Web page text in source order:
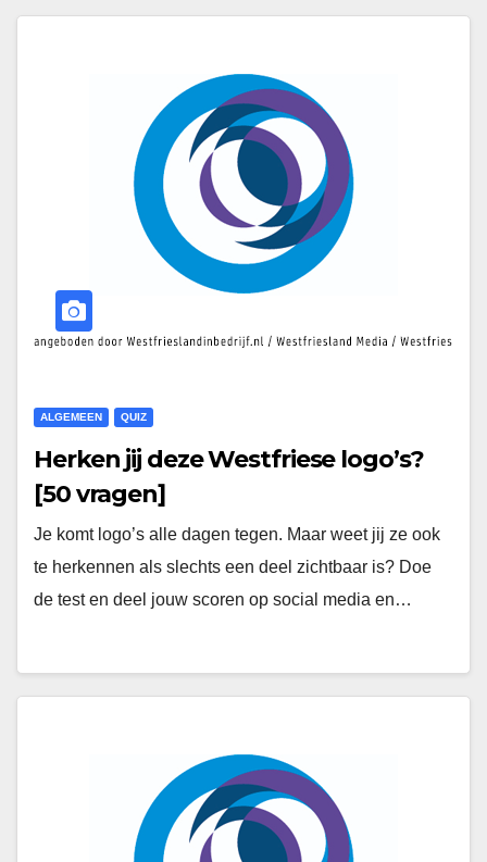
ALGEMEEN QUIZ
Herken jij deze Westfriese logo’s?
[50 vragen]
Je komt logo’s alle dagen tegen. Maar weet jij ze ook
te herkennen als slechts een deel zichtbaar is? Doe
de test en deel jouw scoren op social media en…